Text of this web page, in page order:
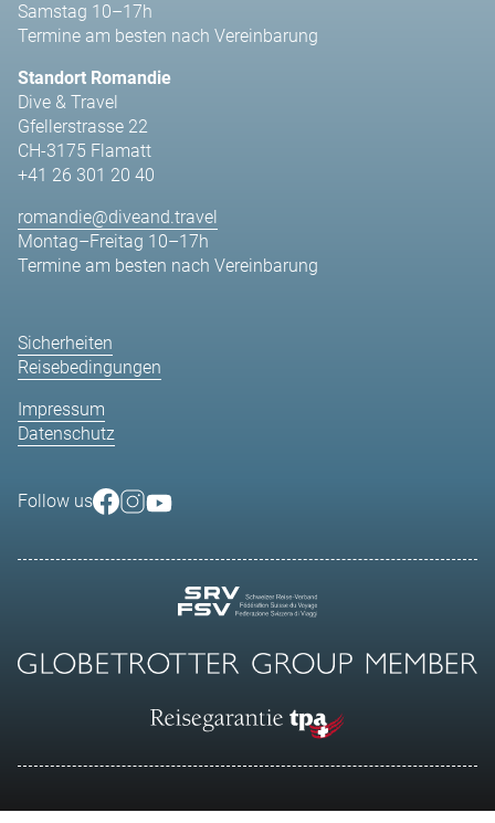
Samstag 10–17h
Termine am besten nach Vereinbarung
Standort Romandie
Dive & Travel
Gfellerstrasse 22
CH-3175 Flamatt
+41 26 301 20 40
romandie@diveand.travel
Montag–Freitag 10–17h
Termine am besten nach Vereinbarung
Sicherheiten
Reisebedingungen
Impressum
Datenschutz
Follow us